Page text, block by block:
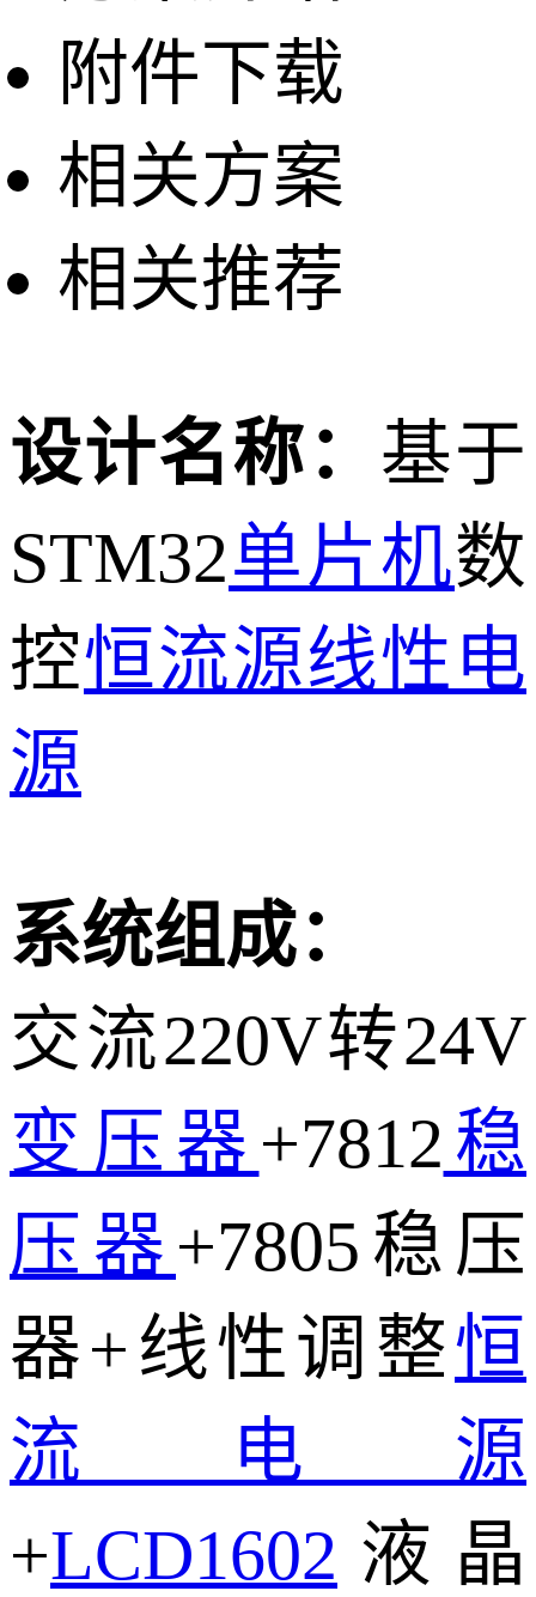
附件下载
相关方案
相关推荐
设计名称： 基于
STM32单片机数
控恒流源线性电
源
系统组成：
交流220V转24V
变压器 +7812 稳
压器 +7805稳压
器+线性调整恒
流电源
+LCD1602 液晶